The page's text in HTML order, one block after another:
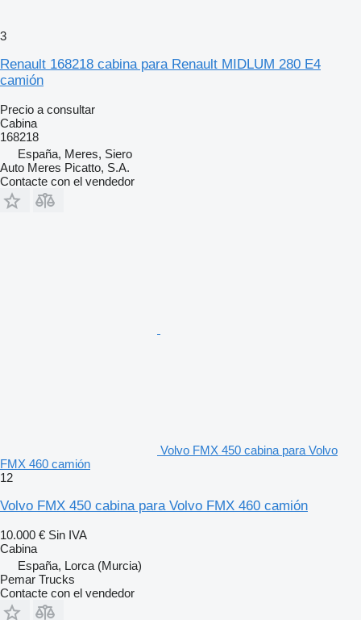
3
Renault 168218 cabina para Renault MIDLUM 280 E4
camión
Precio a consultar
Cabina
168218
España, Meres, Siero
Auto Meres Picatto, S.A.
Contacte con el vendedor
Volvo FMX 450 cabina para Volvo
FMX 460 camión
12
Volvo FMX 450 cabina para Volvo FMX 460 camión
10.000 € Sin IVA
Cabina
España, Lorca (Murcia)
Pemar Trucks
Contacte con el vendedor